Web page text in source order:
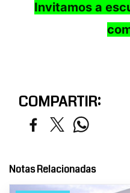
Invitamos a
COMPARTIR:
Notas Relacionadas